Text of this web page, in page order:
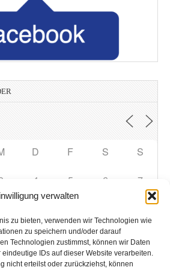
verwalten
zu bieten, verwenden wir Technologien wie
zu speichern und/oder darauf
Technologien zustimmst, können wir Daten
IDs auf dieser Website verarbeiten.
nicht erteilst oder zurückziehst, können
D F S S
4 5 6 7
11 12 13
18 19 20 21